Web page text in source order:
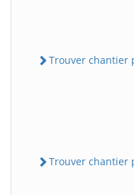
Trouver chantier
Trouver chantier